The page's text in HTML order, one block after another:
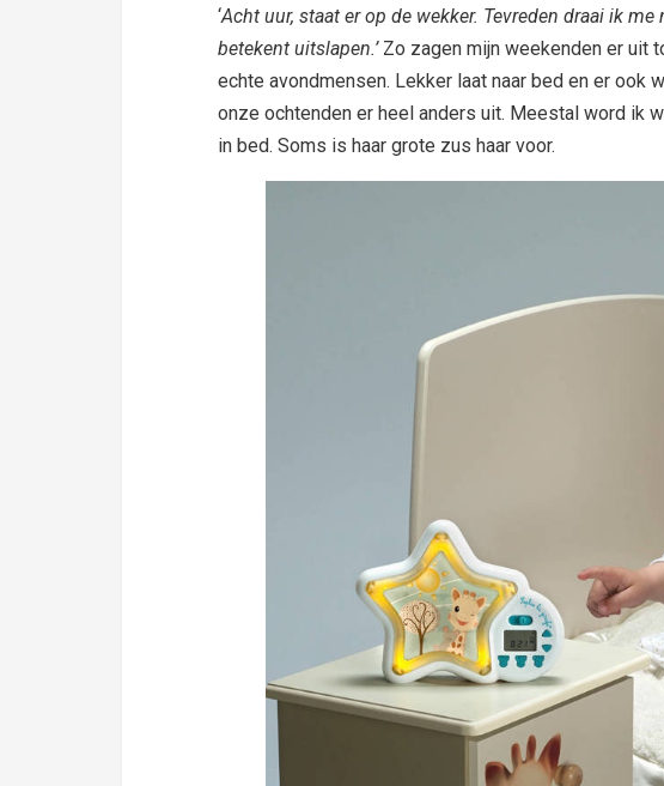
‘Acht uur, staat er op de wekker. Tevreden draai ik
betekent uitslapen.’Zo zagen mijn weekenden er uit
echte avondmensen. Lekker laat naar bed en er ook
onze ochtenden er heel anders uit. Meestal word ik
in bed. Soms is haar grote zus haar voor.